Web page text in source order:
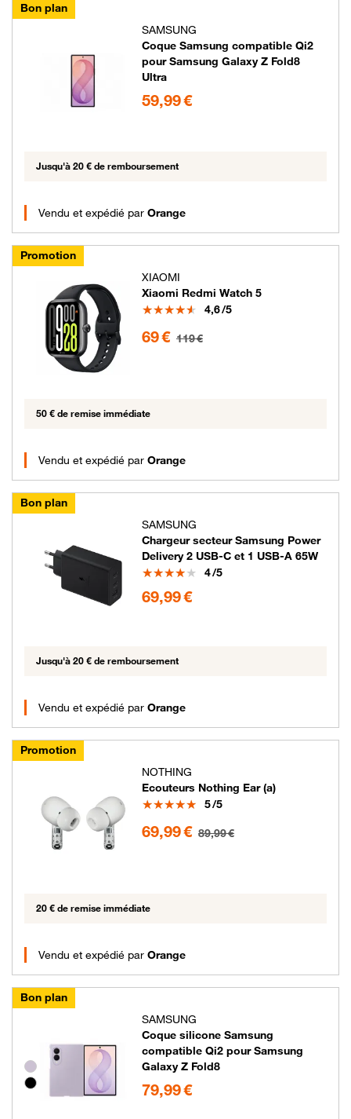
Bon plan
SAMSUNG
Coque Samsung compatible Qi2
pour Samsung Galaxy Z Fold8
Ultra
59,99 €
Jusqu'à 20 € de remboursement
Vendu et expédié par Orange
Promotion
XIAOMI
Xiaomi Redmi Watch 5
Note
4,6/5
69 € 119 €
50 € de remise immédiate
Vendu et expédié par Orange
Bon plan
SAMSUNG
Chargeur secteur Samsung Power
Delivery 2 USB-C et 1 USB-A 65W
Note
4/5
69,99 €
Jusqu'à 20 € de remboursement
Vendu et expédié par Orange
Promotion
NOTHING
Ecouteurs Nothing Ear (a)
Note
5/5
69,99 € 89,99 €
20 € de remise immédiate
Vendu et expédié par Orange
Bon plan
Groupe de couleurs disponibles non sélectionnables
SAMSUNG
Coque silicone Samsung
compatible Qi2 pour Samsung
Galaxy Z Fold8
79,99 €